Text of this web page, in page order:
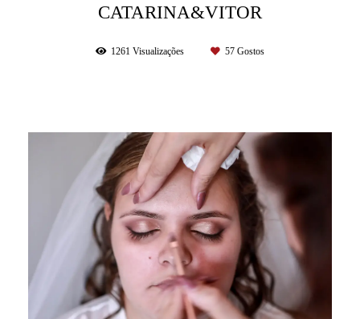
CATARINA&VITOR
1261 Visualizações 57 Gostos